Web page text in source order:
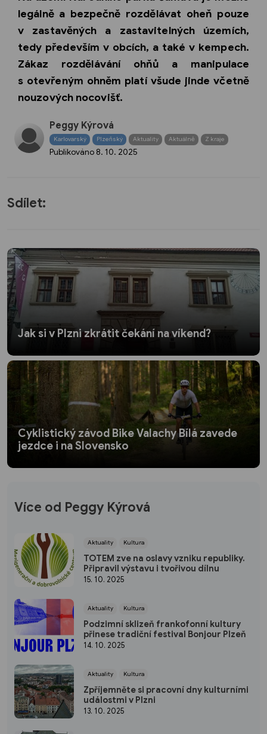
legálně a bezpečně rozdělávat oheň pouze
v zastavěných a zastavitelných územích,
tedy především v obcích, a také v kempech.
Zákaz rozdělávání ohňů a manipulace
s otevřeným ohněm platí všude jinde včetně
nouzových nocovišť.
Peggy Kýrová
Karlovarský Plzeňský Aktuality Aktuálně Z kraje
Publikováno 8. 10. 2025
Sdílet:
Jak si v Plzni zkrátit čekání na víkend?
Cyklistický závod Bike Valachy Bílá zavede
jezdce i na Slovensko
Více od Peggy Kýrová
Aktuality Kultura
TOTEM zve na oslavy vzniku republiky.
Připravil výstavu i tvořivou dílnu
15. 10. 2025
Aktuality Kultura
Podzimní sklizeň frankofonní kultury
přinese tradiční festival Bonjour Plzeň
14. 10. 2025
Aktuality Kultura
Zpříjemněte si pracovní dny kulturními
událostmi v Plzni
13. 10. 2025